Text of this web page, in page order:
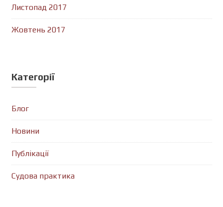
Листопад 2017
Жовтень 2017
Категорії
Блог
Новини
Публікації
Судова практика